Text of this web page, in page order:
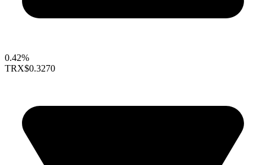
0.42%
TRX$0.3270